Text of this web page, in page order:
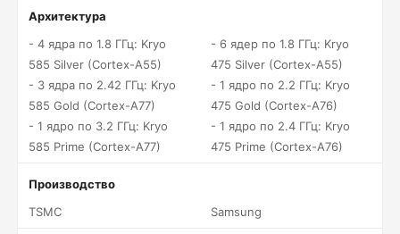
Архитектура
- 4 ядра по 1.8 ГГц: Kryo
585 Silver (Cortex-A55)
- 3 ядра по 2.42 ГГц: Kryo
585 Gold (Cortex-A77)
- 1 ядро по 3.2 ГГц: Kryo
585 Prime (Cortex-A77)
- 6 ядер по 1.8 ГГц: Kryo
475 Silver (Cortex-A55)
- 1 ядро по 2.2 ГГц: Kryo
475 Gold (Cortex-A76)
- 1 ядро по 2.4 ГГц: Kryo
475 Prime (Cortex-A76)
Производство
TSMC
Samsung